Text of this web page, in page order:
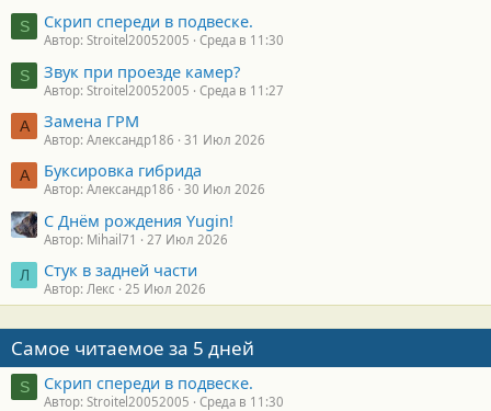
S Скрип спереди в подвеске.
Автор: Stroitel20052005 Среда в 11:30
S Звук при проезде камер?
Автор: Stroitel20052005 Среда в 11:27
А Замена ГРМ
Автор: Александр186 31 Июл 2026
А Буксировка гибрида
Автор: Александр186 30 Июл 2026
С Днём рождения Yugin!
Автор: Mihail71 27 Июл 2026
Л Стук в задней части
Автор: Лекс 25 Июл 2026
Самое читаемое за 5 дней
S Скрип спереди в подвеске.
Автор: Stroitel20052005 Среда в 11:30